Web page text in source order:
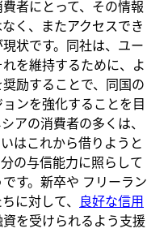
者にとって、その情報
く、またアクセスでき
状です。同社は、ユー
を維持するために、よ
励することで、同国の
ンを強化することを目
アの消費者の多くは、
はこれから借りようと
の与信能力に照らして
す。新卒や フリーラン
に対して、
良好な信用
を受けられるよう支援